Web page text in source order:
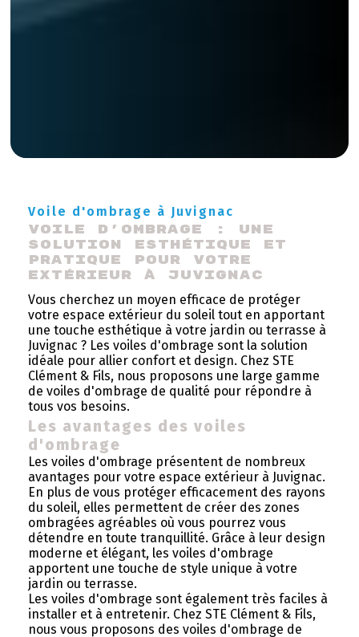
Voile d'ombrage à Juvignac
Voile d'ombrage : une
solution esthétique et
pratique pour votre
extérieur à Juvignac
Vous cherchez un moyen efficace de protéger
votre espace extérieur du soleil tout en apportant
une touche esthétique à votre jardin ou terrasse à
Juvignac ? Les voiles d'ombrage sont la solution
idéale pour allier confort et design. Chez STE
Clément & Fils, nous proposons une large gamme
de voiles d'ombrage de qualité pour répondre à
tous vos besoins.
Les avantages des voiles
d'ombrage
Les voiles d'ombrage présentent de nombreux
avantages pour votre espace extérieur à Juvignac.
En plus de vous protéger efficacement des rayons
du soleil, elles permettent de créer des zones
ombragées agréables où vous pourrez vous
détendre en toute tranquillité. Grâce à leur design
moderne et élégant, les voiles d'ombrage
apportent une touche de style unique à votre
jardin ou terrasse.
Les voiles d'ombrage sont également très faciles à
installer et à entretenir. Chez STE Clément & Fils,
nous vous proposons des voiles d'ombrage de